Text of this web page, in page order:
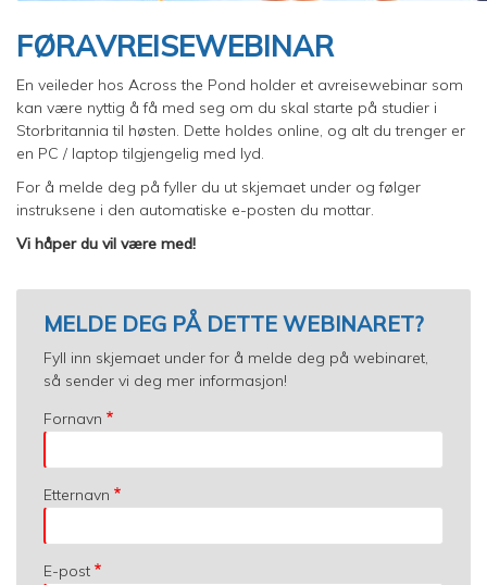
FØRAVREISEWEBINAR
En veileder hos Across the Pond holder et avreisewebinar som
kan være nyttig å få med seg om du skal starte på studier i
Storbritannia til høsten. Dette holdes online, og alt du trenger er
en PC / laptop tilgjengelig med lyd.
For å melde deg på fyller du ut skjemaet under og følger
instruksene i den automatiske e-posten du mottar.
Vi håper du vil være med!
MELDE DEG PÅ DETTE WEBINARET?
Fyll inn skjemaet under for å melde deg på webinaret,
så sender vi deg mer informasjon!
Fornavn
Etternavn
E-post